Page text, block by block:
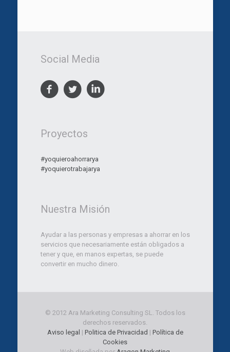
Social Media
Proyectos
#yoquieroahorrarya
#yoquierotrabajarya
Nuestra Misión
Ayudar a las personas y empresas a ahorrar en los
servicios que necesariamente están obligados a
tener y que, en manos expertas, se puede
convertir en mucho dinero.
© 2012 Ara Marketing Consulting SL. Todos los
derechos reservados.
Aviso legal | Politica de Privacidad | Política de
Cookies